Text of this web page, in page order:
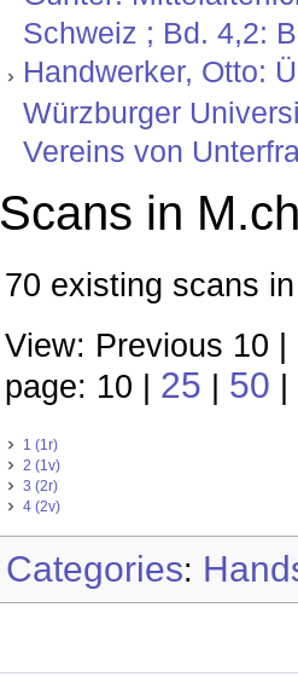
Schweiz ; Bd. 4,2:
Handwerker, Otto:
Würzburger
Vereins von
Scans in
70 existing scans
View: Previous 10 |
page: 10 | 25 50
1 (1r)
2 (1v)
3 (2r)
4 (2v)
Categories: